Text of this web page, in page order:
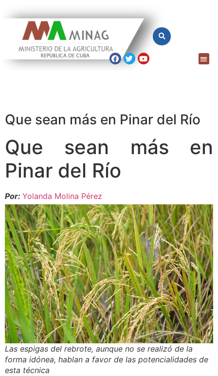
Que sean más en Pinar del Río
Que sean más en
Pinar del Río
Por: Yolanda Molina Pérez
Las espigas del rebrote, aunque no se realizó de la
forma idónea, hablan a favor de las potencialidades de
esta técnica